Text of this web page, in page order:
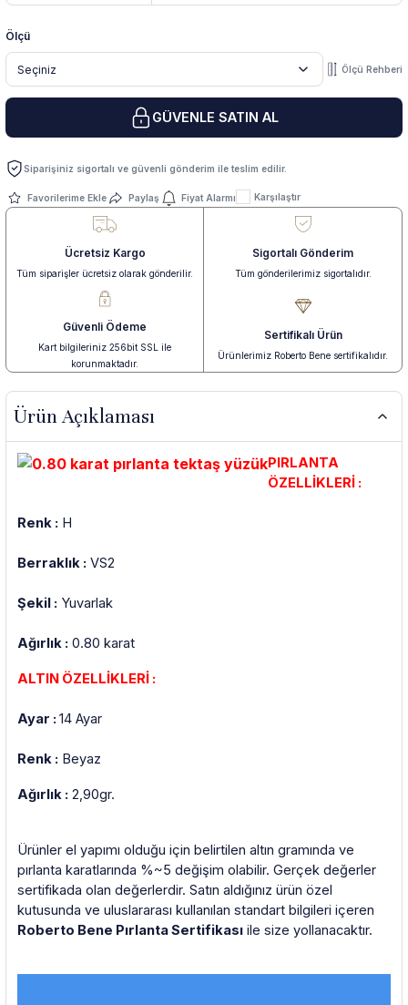
Ölçü
Ölçü Rehberi
GÜVENLE SATIN AL
Siparişiniz sigortalı ve güvenli gönderim ile teslim edilir.
Paylaş Fiyat Alarmı Karşılaştır
Ücretsiz Kargo
Tüm siparişler ücretsiz olarak gönderilir.
Sigortalı Gönderim
Tüm gönderilerimiz sigortalıdır.
Güvenli Ödeme
Kart bilgileriniz 256bit SSL ile
korunmaktadır.
Sertifikalı Ürün
Ürünlerimiz Roberto Bene sertifikalıdır.
Ürün Açıklaması
PIRLANTA
ÖZELLİKLERİ :
Renk : H
Berraklık : VS2
Şekil : Yuvarlak
Ağırlık : 0.80 karat
ALTIN ÖZELLİKLERİ :
Ayar : 14 Ayar
Renk : Beyaz
Ağırlık : 2,90gr.
Ürünler el yapımı olduğu için belirtilen altın gramında ve
pırlanta karatlarında %~5 değişim olabilir. Gerçek değerler
sertifikada olan değerlerdir. Satın aldığınız ürün özel
kutusunda ve uluslararası kullanılan standart bilgileri içeren
Roberto Bene Pırlanta Sertifikası ile size yollanacaktır.